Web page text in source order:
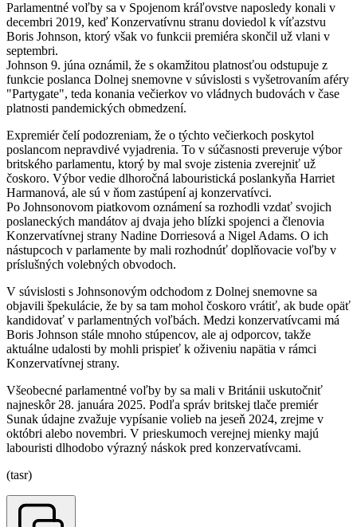
Parlamentné voľby sa v Spojenom kráľovstve naposledy konali v
decembri 2019, keď Konzervatívnu stranu doviedol k víťazstvu
Boris Johnson, ktorý však vo funkcii premiéra skončil už vlani v
septembri.
Johnson 9. júna oznámil, že s okamžitou platnosťou odstupuje z
funkcie poslanca Dolnej snemovne v súvislosti s vyšetrovaním aféry
"Partygate", teda konania večierkov vo vládnych budovách v čase
platnosti pandemických obmedzení.
Expremiér čelí podozreniam, že o týchto večierkoch poskytol
poslancom nepravdivé vyjadrenia. To v súčasnosti preveruje výbor
britského parlamentu, ktorý by mal svoje zistenia zverejniť už
čoskoro. Výbor vedie dlhoročná labouristická poslankyňa Harriet
Harmanová, ale sú v ňom zastúpení aj konzervatívci.
Po Johnsonovom piatkovom oznámení sa rozhodli vzdať svojich
poslaneckých mandátov aj dvaja jeho blízki spojenci a členovia
Konzervatívnej strany Nadine Dorriesová a Nigel Adams. O ich
nástupcoch v parlamente by mali rozhodnúť doplňovacie voľby v
príslušných volebných obvodoch.
V súvislosti s Johnsonovým odchodom z Dolnej snemovne sa
objavili špekulácie, že by sa tam mohol čoskoro vrátiť, ak bude opäť
kandidovať v parlamentných voľbách. Medzi konzervatívcami má
Boris Johnson stále mnoho stúpencov, ale aj odporcov, takže
aktuálne udalosti by mohli prispieť k oživeniu napätia v rámci
Konzervatívnej strany.
Všeobecné parlamentné voľby by sa mali v Británii uskutočniť
najneskôr 28. januára 2025. Podľa správ britskej tlače premiér
Sunak údajne zvažuje vypísanie volieb na jeseň 2024, zrejme v
októbri alebo novembri. V prieskumoch verejnej mienky majú
labouristi dlhodobo výrazný náskok pred konzervatívcami.
(tasr)